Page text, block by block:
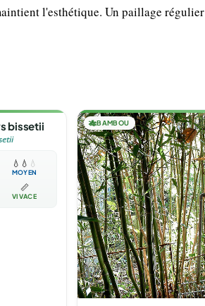
l'esthétique. Un paillage régulier
bissetii
💧 💧 💧
MOYEN
📏
VIVACE
🎋BAMBOU